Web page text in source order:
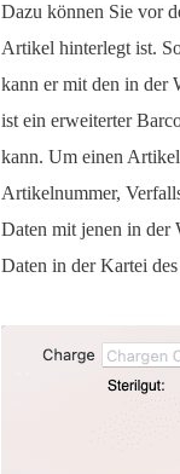
Dazu können Sie vor
Artikel hinterlegt ist.
kann er mit den in der
ist ein erweiterter
kann. Um einen
Artikelnummer,
Daten mit jenen in der
Daten in der Kartei